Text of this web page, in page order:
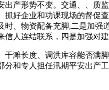
形势不变。交通、、质监
抓好企业和功课现场的督促
时、物资配备充脚,二是加强
信人连结联系，四是加强对
长度、调洪库容能否满脚
分和专人担任汛期平安出产